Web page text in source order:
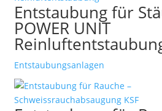
Entstaubung für
POWER UNIT
Entstaubungsanlagen